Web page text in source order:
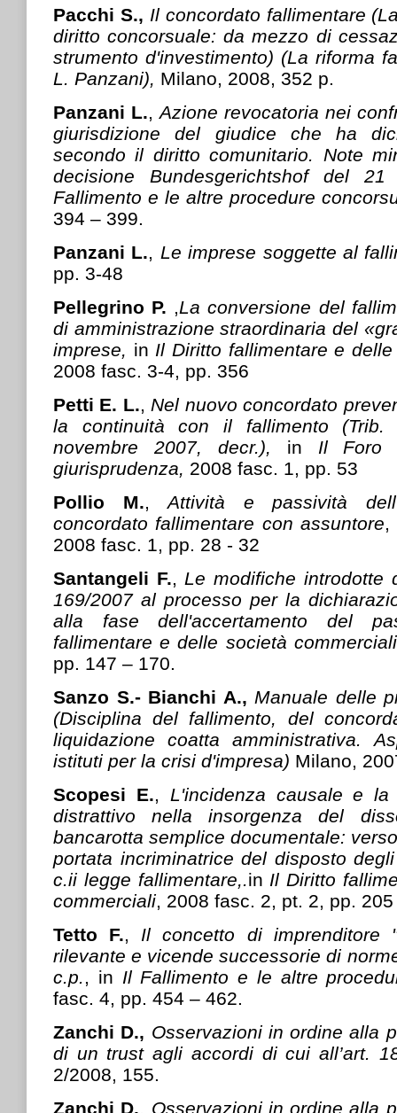
Pacchi S., Il concordato fallimentare
diritto concorsuale: da mezzo di
strumento d'investimento) (La riforma
L. Panzani), Milano, 2008, 352 p.
Panzani L.,Azione revocatoria nei
giurisdizione del giudice che ha
secondo il diritto comunitario. Note
decisione Bundesgerichtshof del
Fallimento e le altre procedure
394 – 399.
Panzani L., Le imprese soggette al
pp. 3-48
Pellegrino P. ,La conversione del
di amministrazione straordinaria del
imprese, in Il Diritto fallimentare e
2008 fasc. 3-4, pp. 356
Petti E. L., Nel nuovo concordato
la continuità con il fallimento
novembre 2007, decr.), in Il Foro
giurisprudenza, 2008 fasc. 1, pp. 53
Pollio M.,Attività e passività
concordato fallimentare con assuntore,
2008 fasc. 1, pp. 28 - 32
Santangeli F., Le modifiche introdotte
169/2007 al processo per la
alla fase dell'accertamento del
fallimentare e delle società commerciali
pp. 147 – 170.
Sanzo S.- Bianchi A., Manuale delle
(Disciplina del fallimento, del
liquidazione coatta amministrativa.
istituti per la crisi d'impresa) Milano,
Scopesi E., L'incidenza causale e la
distrattivo nella insorgenza del
bancarotta semplice documentale:
portata incriminatrice del disposto
c.ii legge fallimentare,.in Il Diritto
commerciali, 2008 fasc. 2, pt. 2, pp.
Tetto F., Il concetto di imprenditore
rilevante e vicende successorie di
c.p., in Il Fallimento e le altre
fasc. 4, pp. 454 – 462.
Zanchi D., Osservazioni in ordine alla
di un trust agli accordi di cui all’art.
2/2008, 155.
Zanchi D., Osservazioni in ordine alla